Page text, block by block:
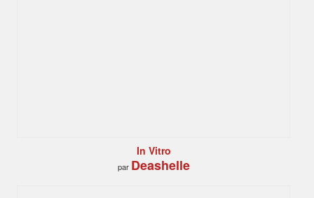
In Vitro
par Deashelle